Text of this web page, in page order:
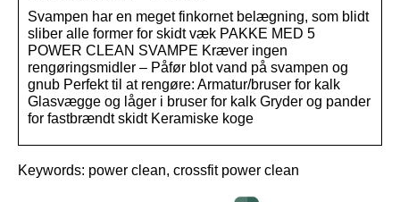
Svampen har en meget finkornet belægning, som blidt
sliber alle former for skidt væk PAKKE MED 5
POWER CLEAN SVAMPE Kræver ingen
rengøringsmidler – Påfør blot vand på svampen og
gnub Perfekt til at rengøre: Armatur/bruser for kalk
Glasvægge og låger i bruser for kalk Gryder og pander
for fastbrændt skidt Keramiske koge
Keywords: power clean, crossfit power clean